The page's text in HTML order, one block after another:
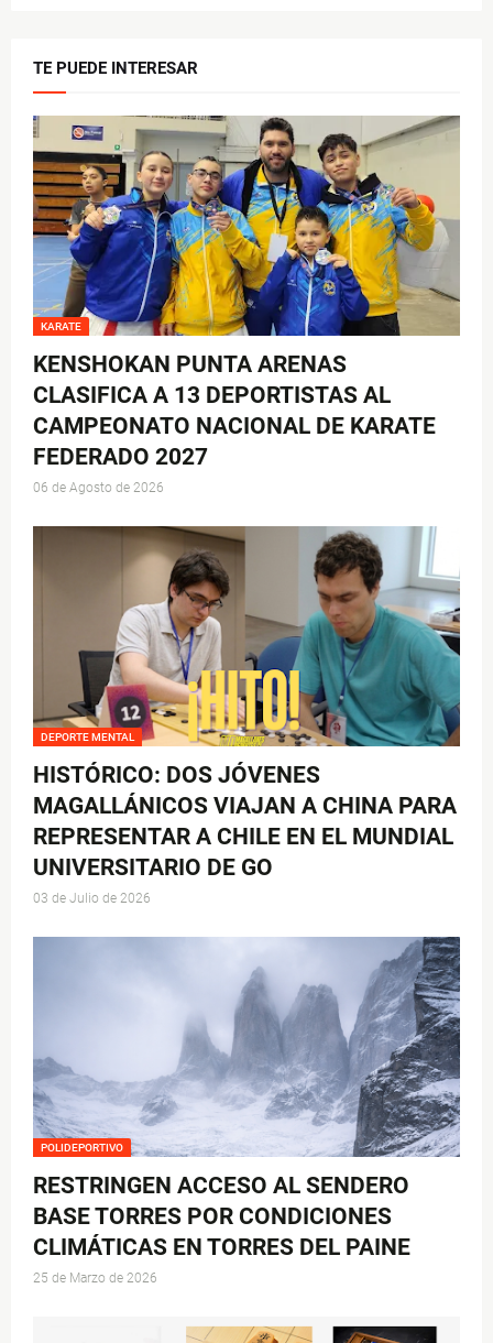
TE PUEDE INTERESAR
KARATE
KENSHOKAN PUNTA ARENAS
CLASIFICA A 13 DEPORTISTAS AL
CAMPEONATO NACIONAL DE KARATE
FEDERADO 2027
06 de Agosto de 2026
DEPORTE MENTAL
HISTÓRICO: DOS JÓVENES
MAGALLÁNICOS VIAJAN A CHINA PARA
REPRESENTAR A CHILE EN EL MUNDIAL
UNIVERSITARIO DE GO
03 de Julio de 2026
POLIDEPORTIVO
RESTRINGEN ACCESO AL SENDERO
BASE TORRES POR CONDICIONES
CLIMÁTICAS EN TORRES DEL PAINE
25 de Marzo de 2026